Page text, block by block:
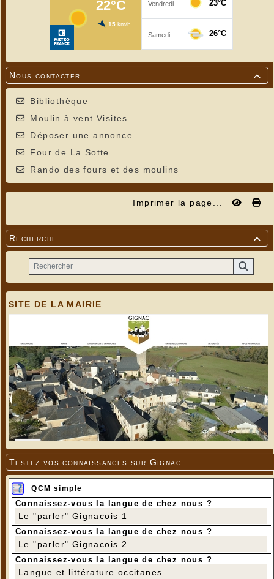

Nous contacter
Bibliothèque
Moulin à vent Visites
Déposer une annonce
Four de La Sotte
Rando des fours et des moulins
Imprimer la page...

Recherche
SITE DE LA MAIRIE
Testez vos connaissances sur Gignac
QCM simple
Connaissez-vous la langue de chez nous ?
Le "parler" Gignacois 1
Connaissez-vous la langue de chez nous ?
Le "parler" Gignacois 2
Connaissez-vous la langue de chez nous ?
Langue et littérature occitanes